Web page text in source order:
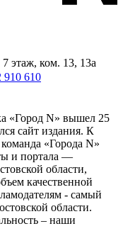
этаж, ком. 13, 13а
910 610
«Город N» вышел 25
сайт издания. К
«Города N»
и портала —
области,
качественной
- самый
области.
– наши